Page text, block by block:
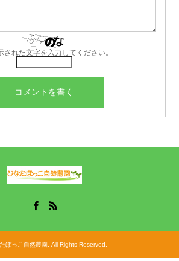
された文字を入力してください。
ぼっこ自然農園 . All Rights Reserved.